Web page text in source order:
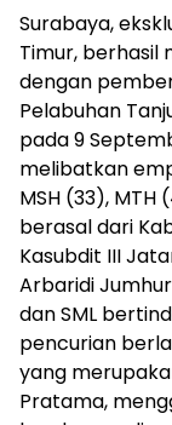
Surabaya,
Timur, berhasil
dengan
Pelabuhan
pada 9
melibatkan
MSH (33), MTH
berasal dari
Kasubdit III
Arbaridi
dan SML
pencurian
yang
Pratama,